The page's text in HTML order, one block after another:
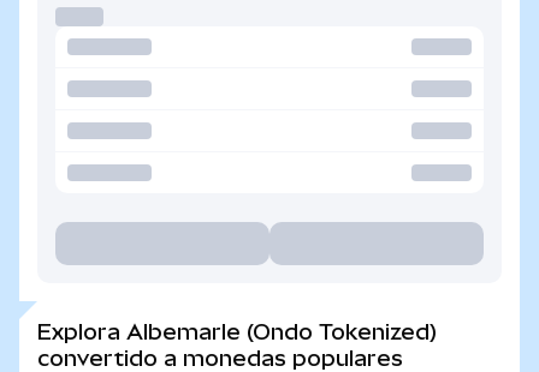
Explora Albemarle (Ondo Tokenized)
convertido a monedas populares